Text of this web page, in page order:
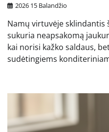
2026 15 Balandžio
Namų virtuvėje sklindantis
sukuria neapsakomą
kai norisi kažko saldaus,
sudėtingiems